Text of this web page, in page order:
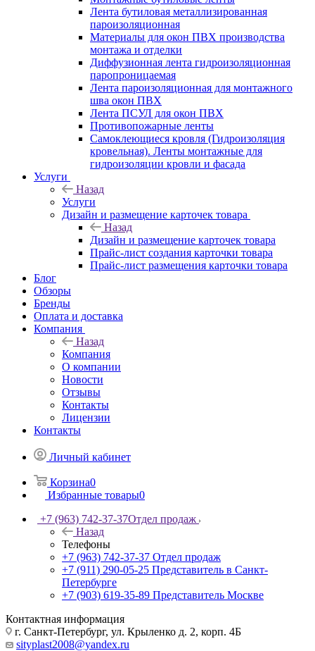
Лента бутиловая металлизированная
пароизоляционная
Материалы для окон ПВХ производства
монтажа и отделки
Диффузионная лента гидроизоляционная
паропроницаемая
Лента пароизоляционная для монтажного
шва окон ПВХ
Лента ПСУЛ для окон ПВХ
Противопожарные ленты
Самоклеющиеся кровля (Гидроизоляция
кровельная). Ленты монтажные для
гидроизоляции кровли и фасада
Услуги
Назад
Услуги
Дизайн и размещение карточек товара
Назад
Дизайн и размещение карточек товара
Прайс-лист создания карточки товара
Прайс-лист размещения карточки товара
Блог
Обзоры
Бренды
Оплата и доставка
Компания
Назад
Компания
О компании
Новости
Отзывы
Контакты
Лицензии
Контакты
Личный кабинет
Корзина0
Избранные товары0
+7 (963) 742-37-37Отдел продаж
Назад
Телефоны
+7 (963) 742-37-37 Отдел продаж
+7 (911) 290-05-25 Представитель в Санкт-
Петербурге
+7 (903) 619-35-89 Представитель Москве
Контактная информация
г. Санкт-Петербург, ул. Крыленко д. 2, корп. 4Б
sityplast2008@yandex.ru